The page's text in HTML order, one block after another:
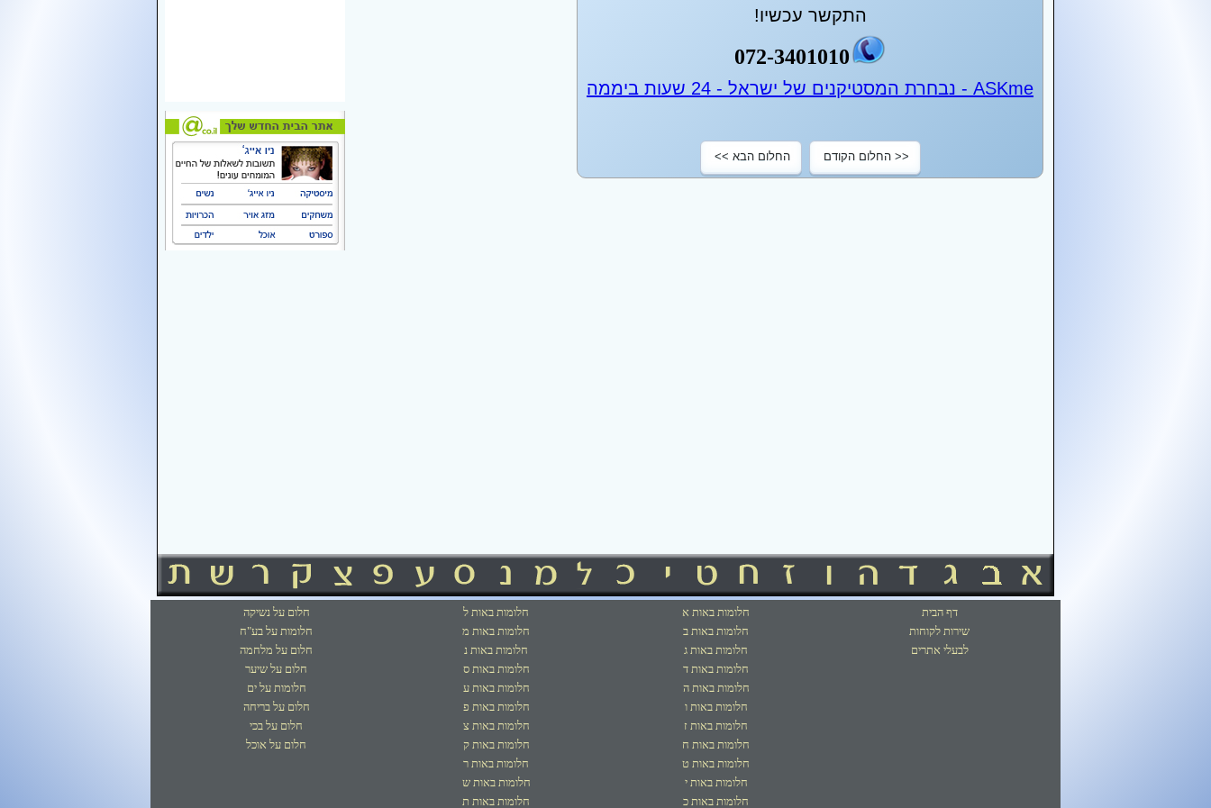
התקשר עכשיו!
072-3401010
ASKme - נבחרת המסטיקנים של ישראל - 24 שעות ביממה
<< החלום הקודם החלום הבא >>
דף הבית
שירות לקוחות
לבעלי אתרים
חלומות באות א
חלומות באות ב
חלומות באות ג
חלומות באות ד
חלומות באות ה
חלומות באות ו
חלומות באות ז
חלומות באות ח
חלומות באות ט
חלומות באות י
חלומות באות כ
חלומות באות ל
חלומות באות מ
חלומות באות נ
חלומות באות ס
חלומות באות ע
חלומות באות פ
חלומות באות צ
חלומות באות ק
חלומות באות ר
חלומות באות ש
חלומות באות ת
חלום על נשיקה
חלומות על בע"ח
חלום על מלחמה
חלום על שיער
חלומות על ים
חלום על בריחה
חלום על בכי
חלום על אוכל